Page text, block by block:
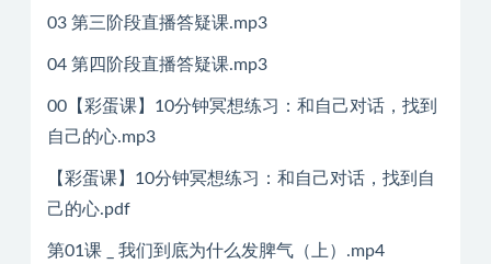
03 第三阶段直播答疑课.mp3
04 第四阶段直播答疑课.mp3
00【彩蛋课】10分钟冥想练习：和自己对话，找到
自己的心.mp3
【彩蛋课】10分钟冥想练习：和自己对话，找到自
己的心.pdf
第01课 _ 我们到底为什么发脾气（上）.mp4